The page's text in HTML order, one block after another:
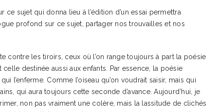
ce sujet qui donna lieu à l’édition d’un essai permettra
profond sur ce sujet, partager nos trouvailles et nos
contre les tiroirs, ceux où l’on range toujours à part la poésie
destinée aussi aux enfants. Par essence, la poésie
l’enferme. Comme l’oiseau qu’on voudrait saisir, mais qui
qui aura toujours cette seconde d’avance. Aujourd’hui, je
non pas vraiment une colère, mais la lassitude de clichés